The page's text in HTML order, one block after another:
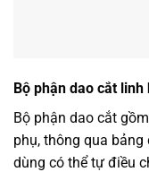
Bộ phận dao cắt linh
Bộ phận dao cắt
phụ, thông qua
dùng có thể tự điều